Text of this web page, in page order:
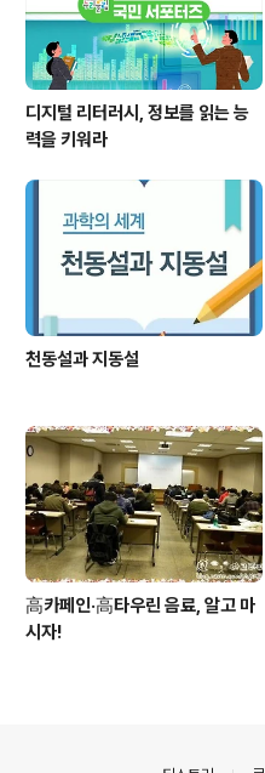
디지털 리터러시, 정보를 읽는 능
력을 키워라
천동설과 지동설
高카페인·高타우린 음료, 알고 마
시자!